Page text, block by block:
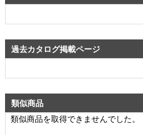
過去カタログ掲載ページ
類似商品
類似商品を取得できませんでした。